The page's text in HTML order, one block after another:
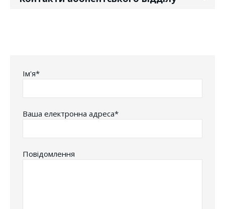
Iм'я*
Ваша електронна адреса*
Повідомлення